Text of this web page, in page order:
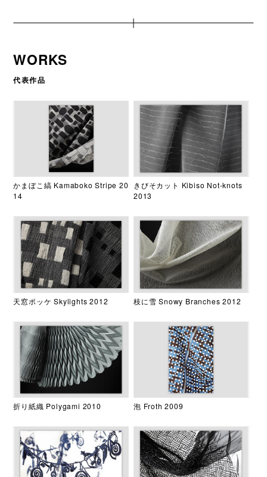
WORKS
代表作品
かまぼこ縞 Kamaboko Stripe 20
14
きびそカット Kibiso Not-knots
2013
天窓ポッケ Skylights 2012 枝に雪 Snowy Branches 2012
折り紙織 Polygami 2010 泡 Froth 2009